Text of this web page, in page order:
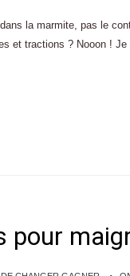
la marmite, pas le
et tractions ? Nooon !
pour